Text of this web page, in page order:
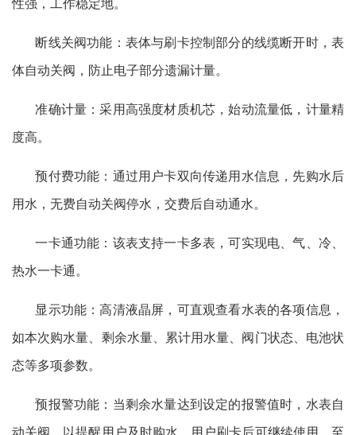
性强，工作稳定地。
断线关阀功能：表体与刷卡控制部分的线缆断开时，表
体自动关阀，防止电子部分遗漏计量。
准确计量：采用高强度材质机芯，始动流量低，计量精
度高。
预付费功能：通过用户卡双向传递用水信息，先购水后
用水，无费自动关阀停水，交费后自动通水。
一卡通功能：该表支持一卡多表，可实现电、气、冷、
热水一卡通。
显示功能：高清液晶屏，可直观查看水表的各项信息，
如本次购水量、剩余水量、累计用水量、阀门状态、电池状
态等多项参数。
预报警功能：当剩余水量达到设定的报警值时，水表自
动关阀，以提醒用户及时购水，用户刷卡后可继续使用，至